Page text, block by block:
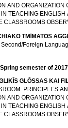
AND ORGANIZATION
TEACHING
CLASSROOMS
TMĪMATOS
Foreign
semester of
GLŌSSAS KAI
PRINCIPLES
AND ORGANIZATION
TEACHING
CLASSROOMS